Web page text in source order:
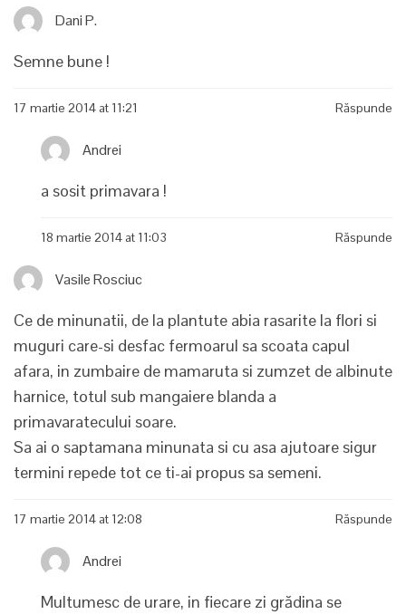
Dani P.
Semne bune !
17 martie 2014 at 11:21 Răspunde
Andrei
a sosit primavara !
18 martie 2014 at 11:03 Răspunde
Vasile Rosciuc
Ce de minunatii, de la plantute abia rasarite la flori si
muguri care-si desfac fermoarul sa scoata capul
afara, in zumbaire de mamaruta si zumzet de albinute
harnice, totul sub mangaiere blanda a
primavaratecului soare.
Sa ai o saptamana minunata si cu asa ajutoare sigur
termini repede tot ce ti-ai propus sa semeni.
17 martie 2014 at 12:08 Răspunde
Andrei
Multumesc de urare, in fiecare zi grădina se